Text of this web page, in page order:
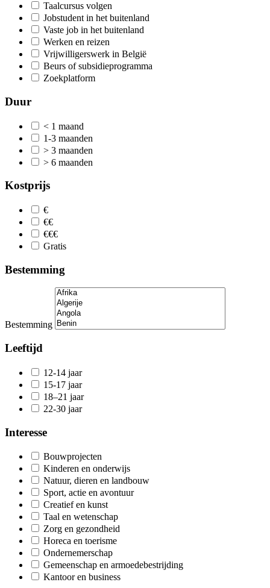
Taalcursus volgen
Jobstudent in het buitenland
Vaste job in het buitenland
Werken en reizen
Vrijwilligerswerk in België
Beurs of subsidieprogramma
Zoekplatform
Duur
< 1 maand
1-3 maanden
> 3 maanden
> 6 maanden
Kostprijs
€
€€
€€€
Gratis
Bestemming
Bestemming
Leeftijd
12-14 jaar
15-17 jaar
18–21 jaar
22-30 jaar
Interesse
Bouwprojecten
Kinderen en onderwijs
Natuur, dieren en landbouw
Sport, actie en avontuur
Creatief en kunst
Taal en wetenschap
Zorg en gezondheid
Horeca en toerisme
Ondernemerschap
Gemeenschap en armoedebestrijding
Kantoor en business